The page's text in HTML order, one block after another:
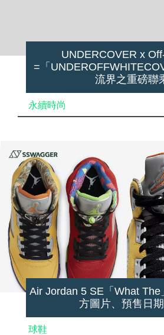
UNDERCOVER x
=「
流界之重磅聯
永續時尚
Air Jordan 5 SE「What The
方圖片、預售日
球鞋